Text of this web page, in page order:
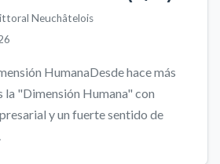
Neuchâtelois
HumanaDesde hace más
la "Dimensión Humana" con
y un fuerte sentido de